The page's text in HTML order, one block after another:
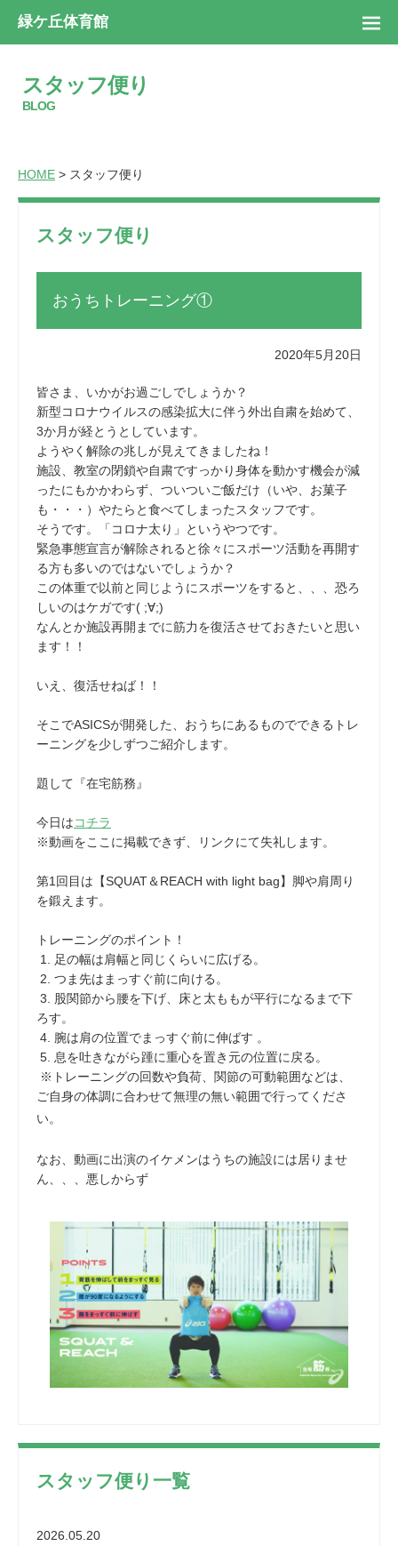
緑ケ丘体育館
スタッフ便り
BLOG
HOME > スタッフ便り
スタッフ便り
おうちトレーニング①
2020年5月20日
皆さま、いかがお過ごしでしょうか？
新型コロナウイルスの感染拡大に伴う外出自粛を始めて、
3か月が経とうとしています。
ようやく解除の兆しが見えてきましたね！
施設、教室の閉鎖や自粛ですっかり身体を動かす機会が減
ったにもかかわらず、ついついご飯だけ（いや、お菓子
も・・・）やたらと食べてしまったスタッフです。
そうです。「コロナ太り」というやつです。
緊急事態宣言が解除されると徐々にスポーツ活動を再開す
る方も多いのではないでしょうか？
この体重で以前と同じようにスポーツをすると、、、恐ろ
しいのはケガです( ;∀;)
なんとか施設再開までに筋力を復活させておきたいと思い
ます！！
いえ、復活せねば！！
そこでASICSが開発した、おうちにあるものでできるトレ
ーニングを少しずつご紹介します。
題して『在宅筋務』
今日はコチラ
※動画をここに掲載できず、リンクにて失礼します。
第1回目は【SQUAT＆REACH with light bag】脚や肩周り
を鍛えます。
トレーニングのポイント！
1. 足の幅は肩幅と同じくらいに広げる。
2. つま先はまっすぐ前に向ける。
3. 股関節から腰を下げ、床と太ももが平行になるまで下
ろす。
4. 腕は肩の位置でまっすぐ前に伸ばす 。
5. 息を吐きながら踵に重心を置き元の位置に戻る。
※トレーニングの回数や負荷、関節の可動範囲などは、
ご自身の体調に合わせて無理の無い範囲で行ってくださ
い。
なお、動画に出演のイケメンはうちの施設には居りませ
ん、、、悪しからず
スタッフ便り一覧
2026.05.20